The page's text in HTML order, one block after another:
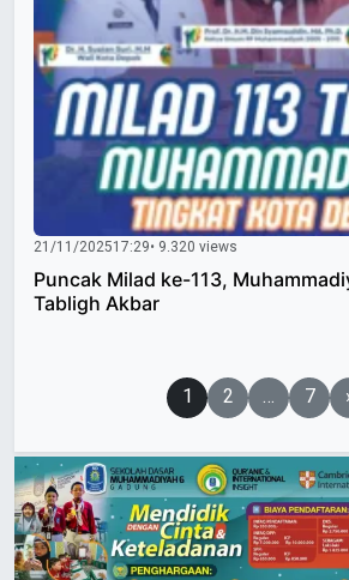
21/11/202517:29• 9.320 views
Puncak Milad ke-113,
Tabligh Akbar
1 2 … 7